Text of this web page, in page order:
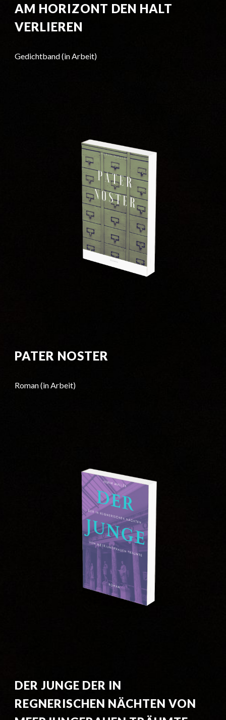
AM HORIZONT DEN HALT
VERLIEREN
Gedichtband (in Arbeit)
PATER NOSTER
Roman (in Arbeit)
DER JUNGE DER IN
REGNERISCHEN NÄCHTEN VON